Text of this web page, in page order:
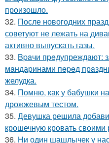
произошло.
32. После новогодних
советуют не лежать на
активно выпускать газы.
33. Bpaчи пpeдупреждают:
мaндаринами пepeд
желудка.
34. Помню, как у бабушки
дрожжевым тестом.
35. Девушка решила
крошечную кровать своими
36. Ни один шашлычек у нас